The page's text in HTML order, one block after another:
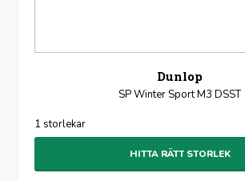
Dunlop
SP Winter Sport M3 DSST
1 storlekar
HITTA RÄTT STORLEK